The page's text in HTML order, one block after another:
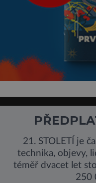
21. STOLETÍ je
technika, objevy,
téměř dvacet let
250